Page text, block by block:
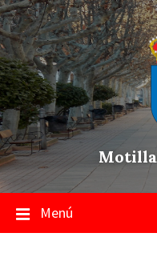
Skip
to
content
Saltar
a
la
navegación
principal
Saltar
a
pie
de
página
Motilla
Menú